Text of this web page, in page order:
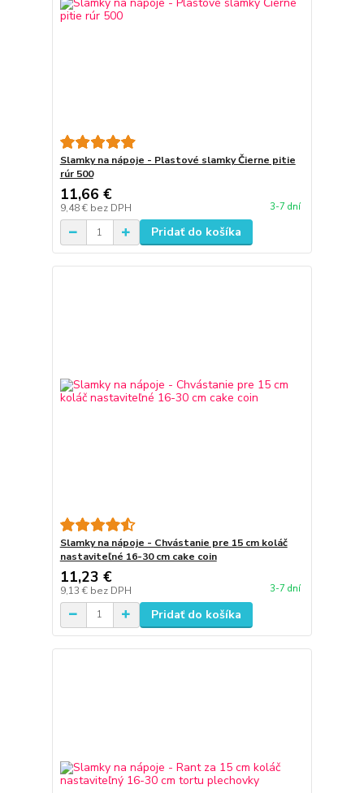
Slamky na nápoje - Plastové slamky Čierne pitie
rúr 500
11,66 €
9,48 € bez DPH 3-7 dní
Pridať do košíka
Slamky na nápoje - Chvástanie pre 15 cm koláč
nastaviteľné 16-30 cm cake coin
11,23 €
9,13 € bez DPH 3-7 dní
Pridať do košíka